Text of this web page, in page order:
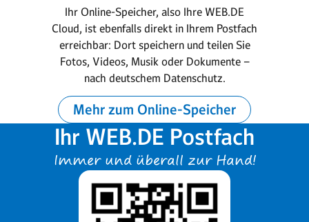
Ihr Online-Speicher, also Ihre WEB.DE
Cloud, ist ebenfalls direkt in Ihrem Postfach
erreichbar: Dort speichern und teilen Sie
Fotos, Videos, Musik oder Dokumente –
nach deutschem Datenschutz.
Mehr zum Online-Speicher
Ihr WEB.DE Postfach
Immer und überall zur Hand!